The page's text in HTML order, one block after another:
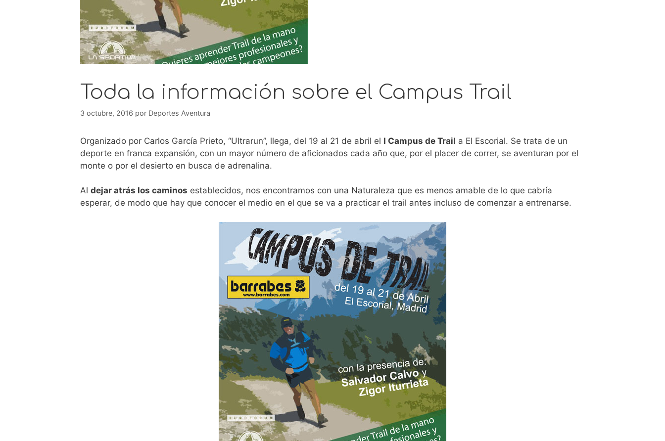
Toda la información sobre el Campus Trail
3 octubre, 2016 por Deportes Aventura
Organizado por Carlos García Prieto, “Ultrarun”, llega, del 19 al 21 de abril el I Campus de Trail a El Escorial. Se trata de un
deporte en franca expansión, con un mayor número de aficionados cada año que, por el placer de correr, se aventuran por el
monte o por el desierto en busca de adrenalina.
Al dejar atrás los caminos establecidos, nos encontramos con una Naturaleza que es menos amable de lo que cabría
esperar, de modo que hay que conocer el medio en el que se va a practicar el trail antes incluso de comenzar a entrenarse.